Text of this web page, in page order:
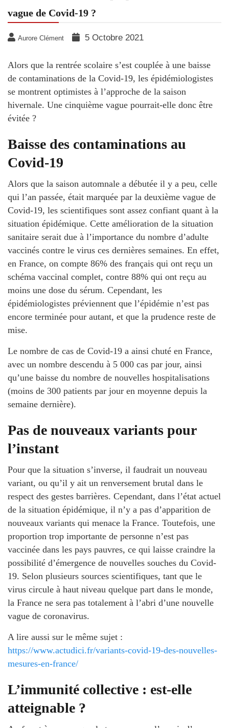
vague de Covid-19 ?
Aurore Clément 5 Octobre 2021
Alors que la rentrée scolaire s’est couplée à une baisse
de contaminations de la Covid-19, les épidémiologistes
se montrent optimistes à l’approche de la saison
hivernale. Une cinquième vague pourrait-elle donc être
évitée ?
Baisse des contaminations au
Covid-19
Alors que la saison automnale a débutée il y a peu, celle
qui l’an passée, était marquée par la deuxième vague de
Covid-19, les scientifiques sont assez confiant quant à la
situation épidémique. Cette amélioration de la situation
sanitaire serait due à l’importance du nombre d’adulte
vaccinés contre le virus ces dernières semaines. En effet,
en France, on compte 86% des français qui ont reçu un
schéma vaccinal complet, contre 88% qui ont reçu au
moins une dose du sérum. Cependant, les
épidémiologistes préviennent que l’épidémie n’est pas
encore terminée pour autant, et que la prudence reste de
mise.
Le nombre de cas de Covid-19 a ainsi chuté en France,
avec un nombre descendu à 5 000 cas par jour, ainsi
qu’une baisse du nombre de nouvelles hospitalisations
(moins de 300 patients par jour en moyenne depuis la
semaine dernière).
Pas de nouveaux variants pour
l’instant
Pour que la situation s’inverse, il faudrait un nouveau
variant, ou qu’il y ait un renversement brutal dans le
respect des gestes barrières. Cependant, dans l’état actuel
de la situation épidémique, il n’y a pas d’apparition de
nouveaux variants qui menace la France. Toutefois, une
proportion trop importante de personne n’est pas
vaccinée dans les pays pauvres, ce qui laisse craindre la
possibilité d’émergence de nouvelles souches du Covid-
19. Selon plusieurs sources scientifiques, tant que le
virus circule à haut niveau quelque part dans le monde,
la France ne sera pas totalement à l’abri d’une nouvelle
vague de coronavirus.
A lire aussi sur le même sujet :
https://www.actudici.fr/variants-covid-19-des-nouvelles-
mesures-en-france/
L’immunité collective : est-elle
atteignable ?